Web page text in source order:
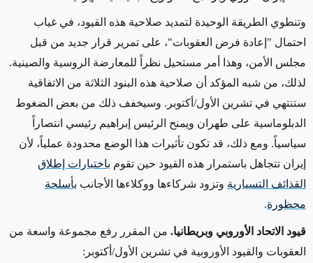
وتنطوي الطريقة الوحيدة لتمديد صلاحية هذه القيود، في غياب
احتمال "إعادة فرض العقوبات"، على تمرير قرار جديد من قبل
مجلس الأمن، وهذا أمر مستحيل نظراً للمعارضة الروسية والصينية.
لذلك، من شبه المؤكد أن صلاحية هذه البنود الثلاثة من الاتفاقية
ستنتهي في تشرين الأول/أكتوبر. وسيخفف ذلك من بعض الضغوط
الدبلوماسية على طهران ويمنح الرئيس إبراهيم رئيسي انتصاراً
سياسياً. ومع ذلك، قد تكون تأثيرات هذا الوضع محدودة عملياً، لأن
إيران تتجاهل باستمرار هذه القيود حين تقوم باختبارات إطلاق
القذائف التسيارية وتزود شركاءها ووكلاءها الأجانب بأسلحة
محظورة.
قيود الاتحاد الأوروبي وبريطانيا. من المقرر رفع مجموعة واسعة من
العقوبات والقيود الأوروبية في تشرين الأول/أكتوبر: